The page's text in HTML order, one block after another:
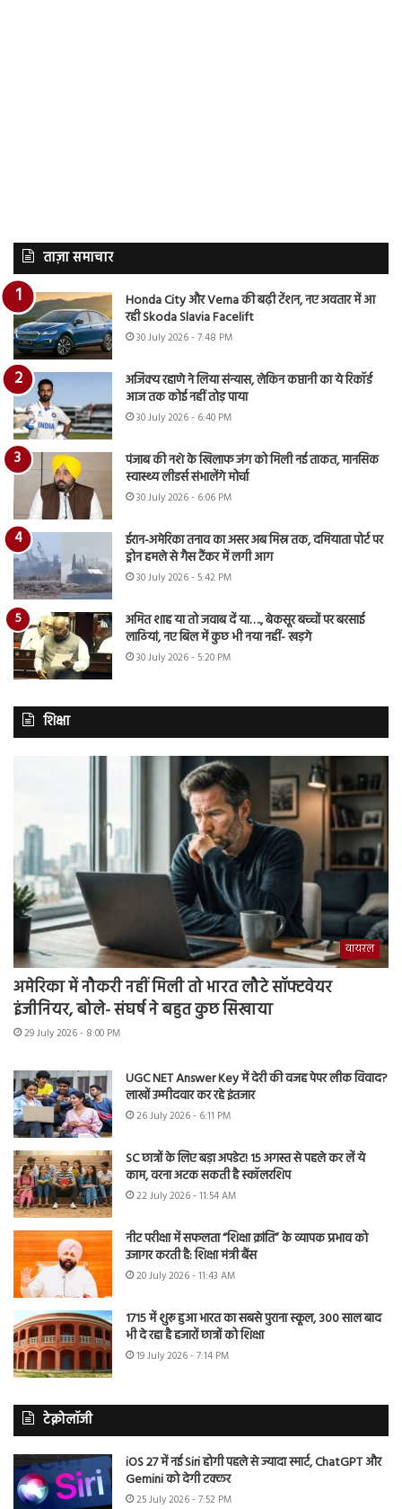
ताज़ा समाचार
Honda City और Verna की बढ़ी टेंशन, नए अवतार में आ
रही Skoda Slavia Facelift
30 July 2026 - 7:48 PM
अजिंक्य रहाणे ने लिया संन्यास, लेकिन कप्तानी का ये रिकॉर्ड
आज तक कोई नहीं तोड़ पाया
30 July 2026 - 6:40 PM
पंजाब की नशे के खिलाफ जंग को मिली नई ताकत, मानसिक
स्वास्थ्य लीडर्स संभालेंगे मोर्चा
30 July 2026 - 6:06 PM
ईरान-अमेरिका तनाव का असर अब मिस्र तक, दमियाता पोर्ट पर
ड्रोन हमले से गैस टैंकर में लगी आग
30 July 2026 - 5:42 PM
अमित शाह या तो जवाब दें या…., बेकसूर बच्चों पर बरसाई
लाठियां, नए बिल में कुछ भी नया नहीं- खड़गे
30 July 2026 - 5:20 PM
शिक्षा
वायरल
अमेरिका में नौकरी नहीं मिली तो भारत लौटे सॉफ्टवेयर
इंजीनियर, बोले- संघर्ष ने बहुत कुछ सिखाया
29 July 2026 - 8:00 PM
UGC NET Answer Key में देरी की वजह पेपर लीक विवाद?
लाखों उम्मीदवार कर रहे इंतजार
26 July 2026 - 6:11 PM
SC छात्रों के लिए बड़ा अपडेट! 15 अगस्त से पहले कर लें ये
काम, वरना अटक सकती है स्कॉलरशिप
22 July 2026 - 11:54 AM
नीट परीक्षा में सफलता “शिक्षा क्रांति” के व्यापक प्रभाव को
उजागर करती है: शिक्षा मंत्री बैंस
20 July 2026 - 11:43 AM
1715 में शुरू हुआ भारत का सबसे पुराना स्कूल, 300 साल बाद
भी दे रहा है हजारों छात्रों को शिक्षा
19 July 2026 - 7:14 PM
टेक्नोलॉजी
iOS 27 में नई Siri होगी पहले से ज्यादा स्मार्ट, ChatGPT और
Gemini को देगी टक्कर
25 July 2026 - 7:52 PM